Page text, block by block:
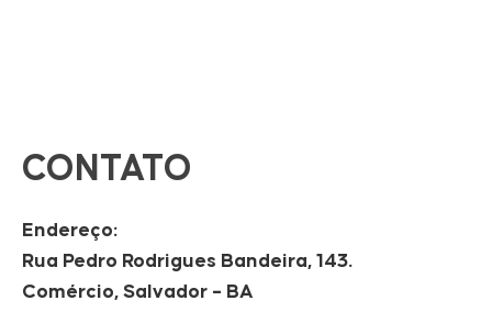
CONTATO
Endereço:
Rua Pedro Rodrigues Bandeira, 143.
Comércio, Salvador – BA